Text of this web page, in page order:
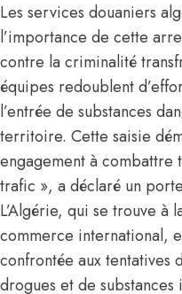
Les services douaniers
l’importance de cette
contre la criminalité
équipes redoublent
l’entrée de substances
territoire. Cette saisie
engagement à combattre
trafic », a déclaré un
L’Algérie, qui se trouve à
commerce international,
confrontée aux tentatives
drogues et de